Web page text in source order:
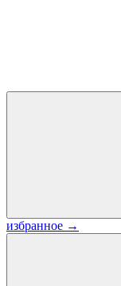
избранное →